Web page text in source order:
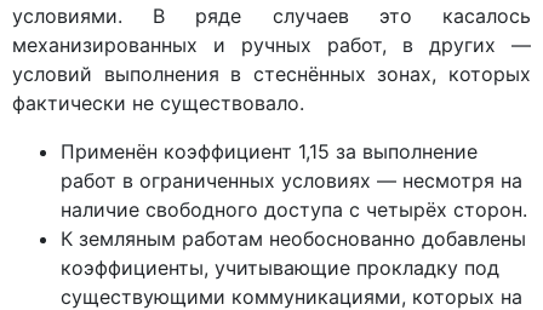
условиями. В ряде случаев это касалось
механизированных и ручных работ, в других —
условий выполнения в стеснённых зонах, которых
фактически не существовало.
Применён коэффициент 1,15 за выполнение
работ в ограниченных условиях — несмотря на
наличие свободного доступа с четырёх сторон.
К земляным работам необоснованно добавлены
коэффициенты, учитывающие прокладку под
существующими коммуникациями, которых на